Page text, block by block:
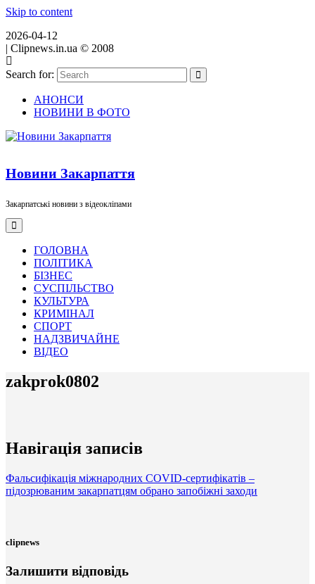
Skip to content
2026-04-12
| Clipnews.in.ua © 2008
Search for:
АНОНСИ
НОВИНИ В ФОТО
Новини Закарпаття
Закарпатські новини з відеокліпами
ГОЛОВНА
ПОЛІТИКА
БІЗНЕС
СУСПІЛЬСТВО
КУЛЬТУРА
КРИМІНАЛ
СПОРТ
НАДЗВИЧАЙНЕ
ВІДЕО
zakprok0802
Навігація записів
Фальсифікація міжнародних COVID-сертифікатів –
підозрюваним закарпатцям обрано запобіжні заходи
clipnews
Залишити відповідь